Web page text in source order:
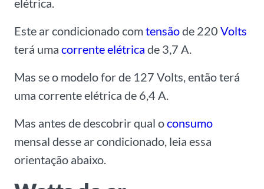
elétrica.
Este ar condicionado comtensãode 220 Volts
terá uma corrente elétrica de 3,7 A.
Mas se o modelo for de 127 Volts, então terá
uma corrente elétrica de 6,4 A.
Mas antes de descobrir qual oconsumo
mensal desse ar condicionado, leia essa
orientação abaixo.